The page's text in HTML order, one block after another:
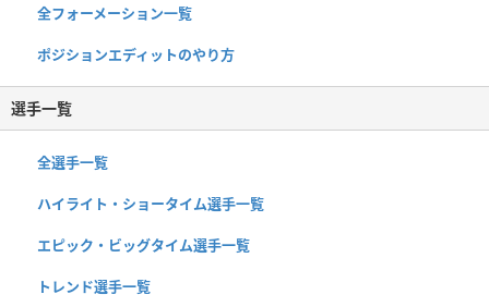
全フォーメーション一覧
ポジションエディットのやり方
選手一覧
全選手一覧
ハイライト・ショータイム選手一覧
エピック・ビッグタイム選手一覧
トレンド選手一覧